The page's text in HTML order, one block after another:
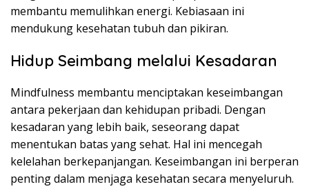
membantu memulihkan energi. Kebiasaan ini
mendukung kesehatan tubuh dan pikiran.
Hidup Seimbang melalui Kesadaran
Mindfulness membantu menciptakan keseimbangan
antara pekerjaan dan kehidupan pribadi. Dengan
kesadaran yang lebih baik, seseorang dapat
menentukan batas yang sehat. Hal ini mencegah
kelelahan berkepanjangan. Keseimbangan ini berperan
penting dalam menjaga kesehatan secara menyeluruh.